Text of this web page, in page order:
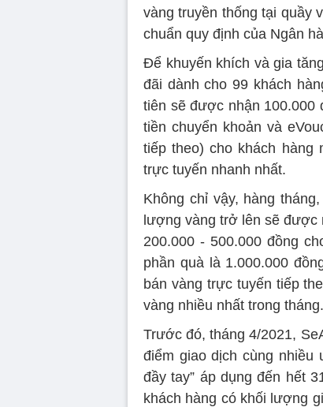
vàng truyền thống tại quầy
chuẩn quy định của Ngân
Để khuyến khích và gia
đãi dành cho 99 khách
tiên sẽ được nhận 100.000
tiền chuyển khoản và
tiếp theo) cho khách hàng
trực tuyến nhanh nhất.
Không chỉ vậy, hàng
lượng vàng trở lên sẽ được
200.000 - 500.000 đồng
phần quà là 1.000.000
bán vàng trực tuyến tiếp
vàng nhiều nhất trong tháng.
Trước đó, tháng 4/2021,
điểm giao dịch cùng nhiều
đầy tay” áp dụng đến hết
khách hàng có khối lượng